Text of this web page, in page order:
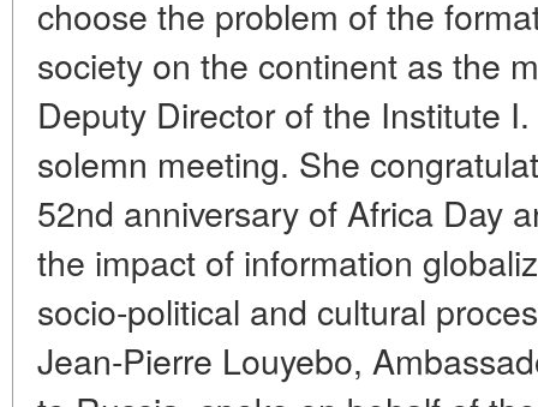
choose the problem of the
society on the continent as the
Deputy Director of the Institute
solemn meeting. She
52nd anniversary of Africa Day
the impact of information
socio-political and cultural
Jean-Pierre Louyebo,